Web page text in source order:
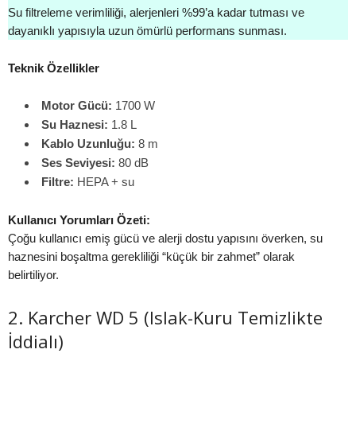
Su filtreleme verimliliği, alerjenleri %99’a kadar tutması ve
dayanıklı yapısıyla uzun ömürlü performans sunması.
Teknik Özellikler
Motor Gücü: 1700 W
Su Haznesi: 1.8 L
Kablo Uzunluğu: 8 m
Ses Seviyesi: 80 dB
Filtre: HEPA + su
Kullanıcı Yorumları Özeti:
Çoğu kullanıcı emiş gücü ve alerji dostu yapısını överken, su
haznesini boşaltma gerekliliği “küçük bir zahmet” olarak
belirtiliyor.
2. Karcher WD 5 (Islak-Kuru Temizlikte
İddialı)